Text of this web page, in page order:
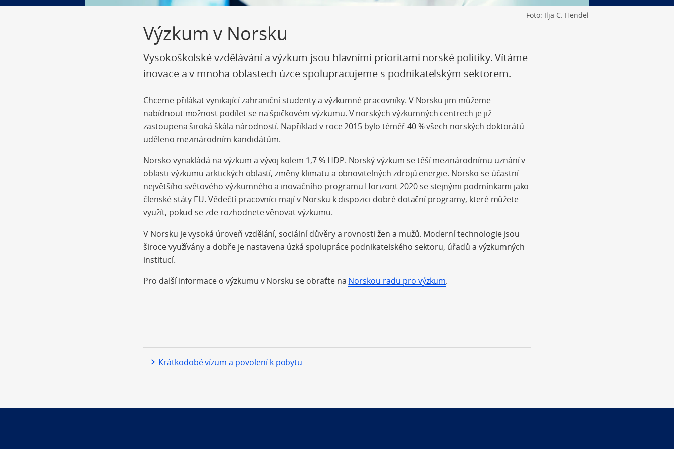
Foto: Ilja C. Hendel
Výzkum v Norsku
Vysokoškolské vzdělávání a výzkum jsou hlavními prioritami norské politiky. Vítáme
inovace a v mnoha oblastech úzce spolupracujeme s podnikatelským sektorem.
Chceme přilákat vynikající zahraniční studenty a výzkumné pracovníky. V Norsku jim můžeme
nabídnout možnost podílet se na špičkovém výzkumu. V norských výzkumných centrech je již
zastoupena široká škála národností. Například v roce 2015 bylo téměř 40 % všech norských doktorátů
uděleno mezinárodním kandidátům.
Norsko vynakládá na výzkum a vývoj kolem 1,7 % HDP. Norský výzkum se těší mezinárodnímu uznání v
oblasti výzkumu arktických oblastí, změny klimatu a obnovitelných zdrojů energie. Norsko se účastní
největšího světového výzkumného a inovačního programu Horizont 2020 se stejnými podmínkami jako
členské státy EU. Vědečtí pracovníci mají v Norsku k dispozici dobré dotační programy, které můžete
využít, pokud se zde rozhodnete věnovat výzkumu.
V Norsku je vysoká úroveň vzdělání, sociální důvěry a rovnosti žen a mužů. Moderní technologie jsou
široce využívány a dobře je nastavena úzká spolupráce podnikatelského sektoru, úřadů a výzkumných
institucí.
Pro další informace o výzkumu v Norsku se obraťte na Norskou radu pro výzkum.
Krátkodobé vízum a povolení k pobytu